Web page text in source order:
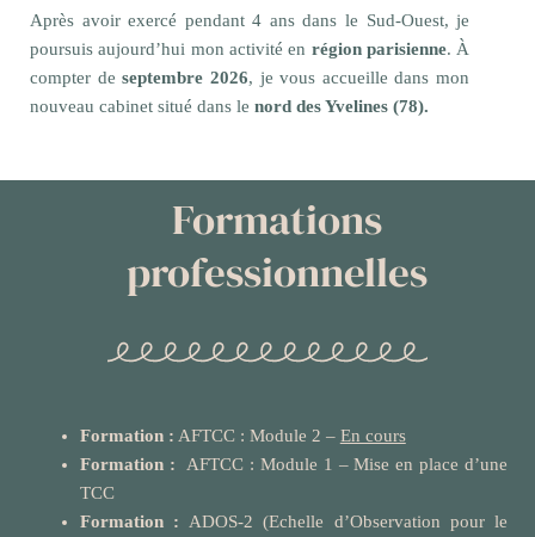
Après avoir exercé pendant 4 ans dans le Sud-Ouest, je
poursuis aujourd’hui mon activité en région parisienne. À
compter deseptembre 2026, je vous accueille dans mon
nouveau cabinet situé dans le nord des Yvelines (78).
Formations
professionnelles
Formation : AFTCC : Module 2 – En cours
Formation :
AFTCC : Module 1 – Mise en place d’une
TCC
Formation : ADOS-2 (Echelle d’Observation pour le